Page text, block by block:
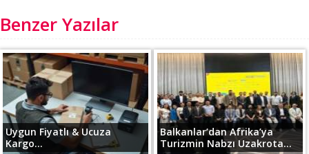
Benzer Yazılar
Uygun Fiyatlı & Ucuza
Kargo...
Balkanlar’dan Afrika’ya
Turizmin Nabzı Uzakrota...